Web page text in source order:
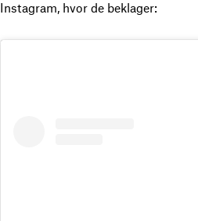
Instagram, hvor de beklager: